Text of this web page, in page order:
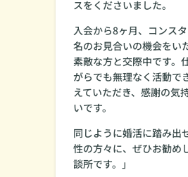
スをくださいました。
入会から8ヶ月、コンス
名のお見合いの機会をい
素敵な方と交際中です。
がらでも無理なく活動で
えていただき、感謝の気
いです。
同じように婚活に踏み出
性の方々に、ぜひお勧め
談所です。」